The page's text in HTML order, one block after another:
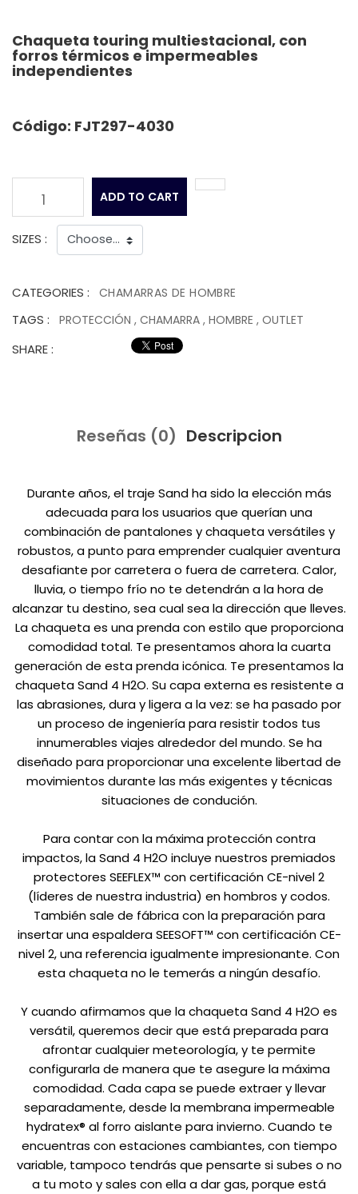
Chaqueta touring multiestacional, con
forros térmicos e impermeables
independientes
Código: FJT297-4030
1 ADD TO CART
SIZES :
CATEGORIES : CHAMARRAS DE HOMBRE
TAGS : PROTECCIÓN , CHAMARRA , HOMBRE , OUTLET
SHARE :
Reseñas (0) Descripcion
Durante años, el traje Sand ha sido la elección más
adecuada para los usuarios que querían una
combinación de pantalones y chaqueta versátiles y
robustos, a punto para emprender cualquier aventura
desafiante por carretera o fuera de carretera. Calor,
lluvia, o tiempo frío no te detendrán a la hora de
alcanzar tu destino, sea cual sea la dirección que lleves.
La chaqueta es una prenda con estilo que proporciona
comodidad total. Te presentamos ahora la cuarta
generación de esta prenda icónica. Te presentamos la
chaqueta Sand 4 H2O. Su capa externa es resistente a
las abrasiones, dura y ligera a la vez: se ha pasado por
un proceso de ingeniería para resistir todos tus
innumerables viajes alrededor del mundo. Se ha
diseñado para proporcionar una excelente libertad de
movimientos durante las más exigentes y técnicas
situaciones de condución.
Para contar con la máxima protección contra
impactos, la Sand 4 H2O incluye nuestros premiados
protectores SEEFLEX™ con certificación CE-nivel 2
(líderes de nuestra industria) en hombros y codos.
También sale de fábrica con la preparación para
insertar una espaldera SEESOFT™ con certificación CE-
nivel 2, una referencia igualmente impresionante. Con
esta chaqueta no le temerás a ningún desafío.
Y cuando afirmamos que la chaqueta Sand 4 H2O es
versátil, queremos decir que está preparada para
afrontar cualquier meteorología, y te permite
configurarla de manera que te asegure la máxima
comodidad. Cada capa se puede extraer y llevar
separadamente, desde la membrana impermeable
hydratex® al forro aislante para invierno. Cuando te
encuentras con estaciones cambiantes, con tiempo
variable, tampoco tendrás que pensarte si subes o no
a tu moto y sales con ella a dar gas, porque está